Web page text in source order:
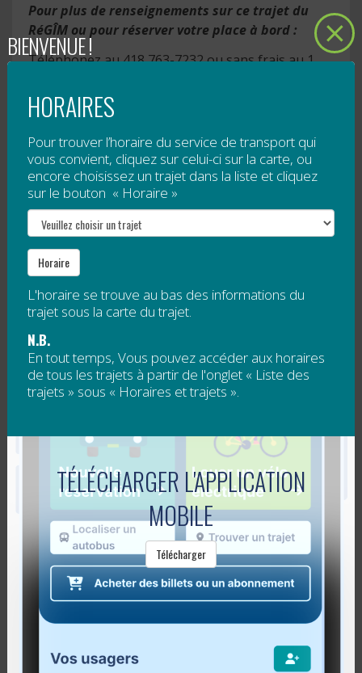
Pour plus de renseignements sur ce trajet du
RéGÎM ou pour réserver votre place à bord :
Téléphonez au 418 763-7232 ou sans frais au 1
Pour plus de renseignements sur la Fête du bois
Fête du Bois Flotté 2012 – 12e Édition
120, 7e Rue Ouest
Sainte-Anne-des-Monts, QC
G4V 2L2
Téléphone : 418 763-3811
Télécopieur : 418 763-3842
Courriel :
Site Web : http://www.feteduboisflotte.com/
Facebook :facebook/Fête du bois flotté
MERCI AUX PARTENAIRES
Ce service est rendu possible grâce à la précieuse
collaboration de plusieurs partenaires. Le RéGÎM
remercie les organismes suivants :
Transport Sans Frontière
Pacte Rural 2007-2014
Fête du Bois Flotté
BIENVENUE !
HORAIRES
Pour trouver l’horaire du service de transport qui
vous convient, cliquez sur celui-ci sur la carte, ou
encore choisissez un trajet dans la liste et cliquez
sur le bouton « Horaire »
Horaire
L'horaire se trouve au bas des informations du
trajet sous la carte du trajet.
N.B.
En tout temps, Vous pouvez accéder aux horaires
de tous les trajets à partir de l'onglet « Liste des
trajets » sous « Horaires et trajets ».
TÉLÉCHARGER L'APPLICATION
MOBILE
Télécharger